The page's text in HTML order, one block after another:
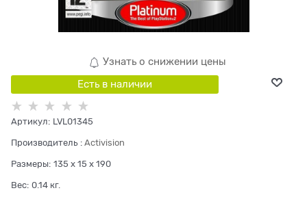
Узнать о снижении цены
Есть в наличии
Артикул: LVL01345
Производитель : Activision
Размеры: 135 x 15 x 190
Вес: 0.14 кг.